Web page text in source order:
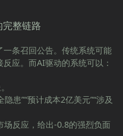
完整链路
条召回公告。传统系统可能
应。而AI驱动的系统可以：
隐患”“预计成本2亿美元”“涉及
场反应，给出-0.8的强烈负面